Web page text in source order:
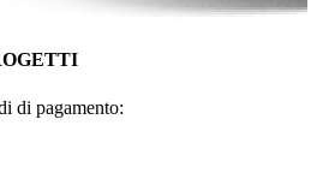
di pagamento: